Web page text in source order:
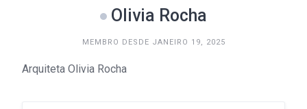
Olivia Rocha
MEMBRO DESDE JANEIRO 19, 2025
Arquiteta Olivia Rocha